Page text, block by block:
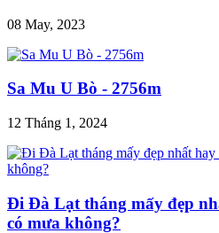
08 May, 2023
Sa Mu U Bò - 2756m
12 Tháng 1, 2024
Đi Đà Lạt tháng mấy đẹp
có mưa không?